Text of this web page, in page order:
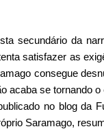
secundário da
satisfazer as
consegue
acaba se tornando
no blog da
Saramago,